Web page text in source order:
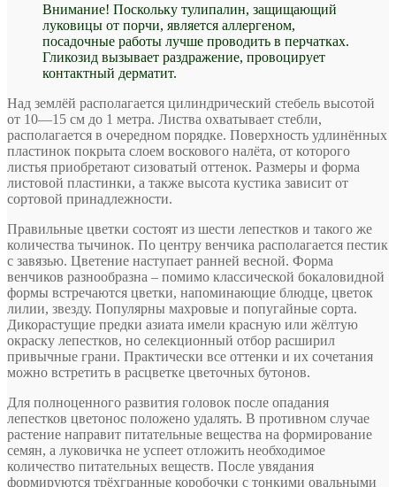
Внимание! Поскольку тулипалин, защищающий
луковицы от порчи, является аллергеном,
посадочные работы лучше проводить в перчатках.
Гликозид вызывает раздражение, провоцирует
контактный дерматит.
Над землёй располагается цилиндрический стебель высотой
от 10—15 см до 1 метра. Листва охватывает стебли,
располагается в очередном порядке. Поверхность удлинённых
пластинок покрыта слоем воскового налёта, от которого
листья приобретают сизоватый оттенок. Размеры и форма
листовой пластинки, а также высота кустика зависит от
сортовой принадлежности.
Правильные цветки состоят из шести лепестков и такого же
количества тычинок. По центру венчика располагается пестик
с завязью. Цветение наступает ранней весной. Форма
венчиков разнообразна – помимо классической бокаловидной
формы встречаются цветки, напоминающие блюдце, цветок
лилии, звезду. Популярны махровые и попугайные сорта.
Дикорастущие предки азиата имели красную или жёлтую
окраску лепестков, но селекционный отбор расширил
привычные грани. Практически все оттенки и их сочетания
можно встретить в расцветке цветочных бутонов.
Для полноценного развития головок после опадания
лепестков цветонос положено удалять. В противном случае
растение направит питательные вещества на формирование
семян, а луковичка не успеет отложить необходимое
количество питательных веществ. После увядания
формируются трёхгранные коробочки с тонкими овальными